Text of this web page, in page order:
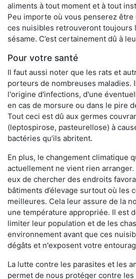
aliments à tout moment et à tout
Peu importe où vous penserez être
ces nuisibles retrouveront toujours
sésame. C’est certainement dû à
Pour votre santé
Il faut aussi noter que les rats et
porteurs de nombreuses maladies.
l'origine d'infections, d'une
en cas de morsure ou dans le pire
Tout ceci est dû aux germes
(leptospirose, pasteurellose) à
bactéries qu’ils abritent.
En plus, le changement climatique
actuellement ne vient rien arranger.
eux de chercher des endroits
bâtiments d’élevage surtout où les
meilleures. Cela leur assure de la
une température appropriée. Il est
limiter leur population et de les
environnement avant que ces
dégâts et n'exposent votre
La lutte contre les parasites et les
permet de nous protéger contre